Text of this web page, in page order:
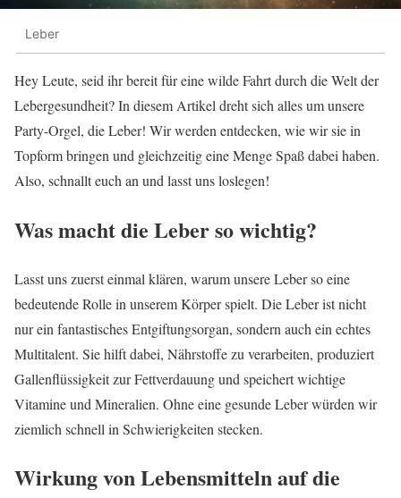
Leber
Hey Leute, seid ihr bereit für eine wilde Fahrt durch die Welt der
Lebergesundheit? In diesem Artikel dreht sich alles um unsere
Party-Orgel, die Leber! Wir werden entdecken, wie wir sie in
Topform bringen und gleichzeitig eine Menge Spaß dabei haben.
Also, schnallt euch an und lasst uns loslegen!
Was macht die Leber so wichtig?
Lasst uns zuerst einmal klären, warum unsere Leber so eine
bedeutende Rolle in unserem Körper spielt. Die Leber ist nicht
nur ein fantastisches Entgiftungsorgan, sondern auch ein echtes
Multitalent. Sie hilft dabei, Nährstoffe zu verarbeiten, produziert
Gallenflüssigkeit zur Fettverdauung und speichert wichtige
Vitamine und Mineralien. Ohne eine gesunde Leber würden wir
ziemlich schnell in Schwierigkeiten stecken.
Wirkung von Lebensmitteln auf die